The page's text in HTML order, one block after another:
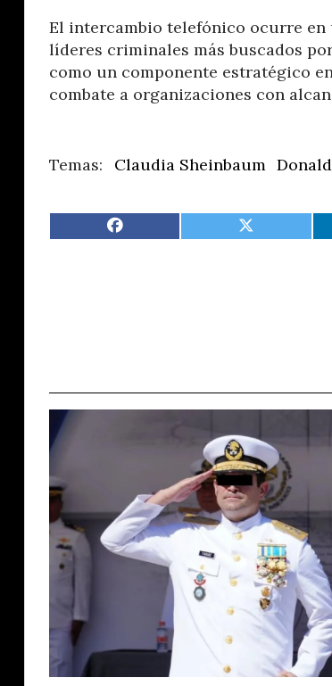
El intercambio telefónico ocurre
líderes criminales más buscados
como un componente estratégico
combate a organizaciones con
Claudia Sheinbaum